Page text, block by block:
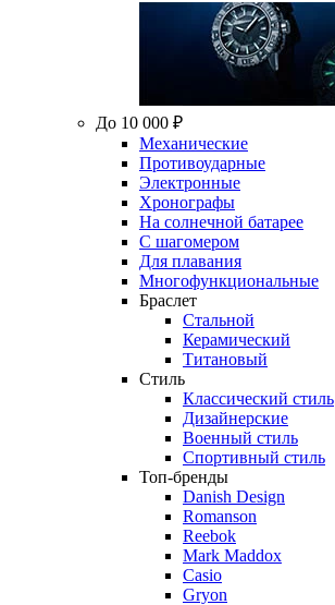
До 10 000 ₽
Механические
Противоударные
Электронные
Хронографы
На солнечной батарее
С шагомером
Для плавания
Многофункциональные
Браслет
Стальной
Керамический
Титановый
Стиль
Классический стиль
Дизайнерские
Военный стиль
Спортивный стиль
Топ-бренды
Danish Design
Romanson
Reebok
Mark Maddox
Casio
Gryon